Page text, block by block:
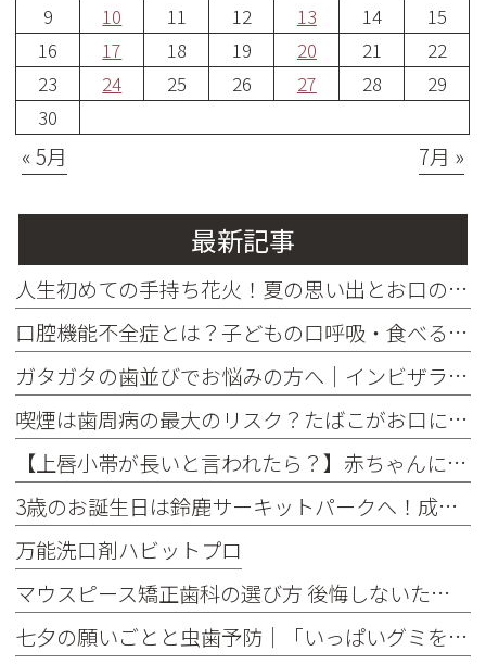
9
10 11 12 13 14
15
16
17 18 19 20 21
22
23
24 25 26 27 28
29
30
« 5月 7月 »
最新記事
人生初めての手持ち花火！夏の思い出とお口の健康
口腔機能不全症とは？子どもの口呼吸・食べる・話す力を育てるために知っておきたいこと
ガタガタの歯並びでお悩みの方へ｜インビザラインがおすすめな理由
喫煙は歯周病の最大のリスク？たばこがお口に与える影響をご存じですか
【上唇小帯が長いと言われたら？】赤ちゃんによくある特徴と治療が必要なケース
3歳のお誕生日は鈴鹿サーキットパークへ！成長を感じた一日でした♪
万能洗口剤ハビットプロ
マウスピース矯正歯科の選び方 後悔しないための5つのポイント
七夕の願いごとと虫歯予防｜「いっぱいグミを食べたい！」を叶えるお口の健康習慣